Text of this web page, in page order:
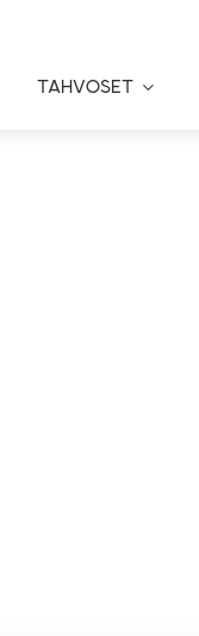
TAHVOSET
Toggle